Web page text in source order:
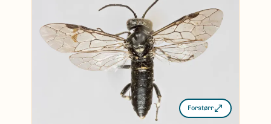
Forstørr